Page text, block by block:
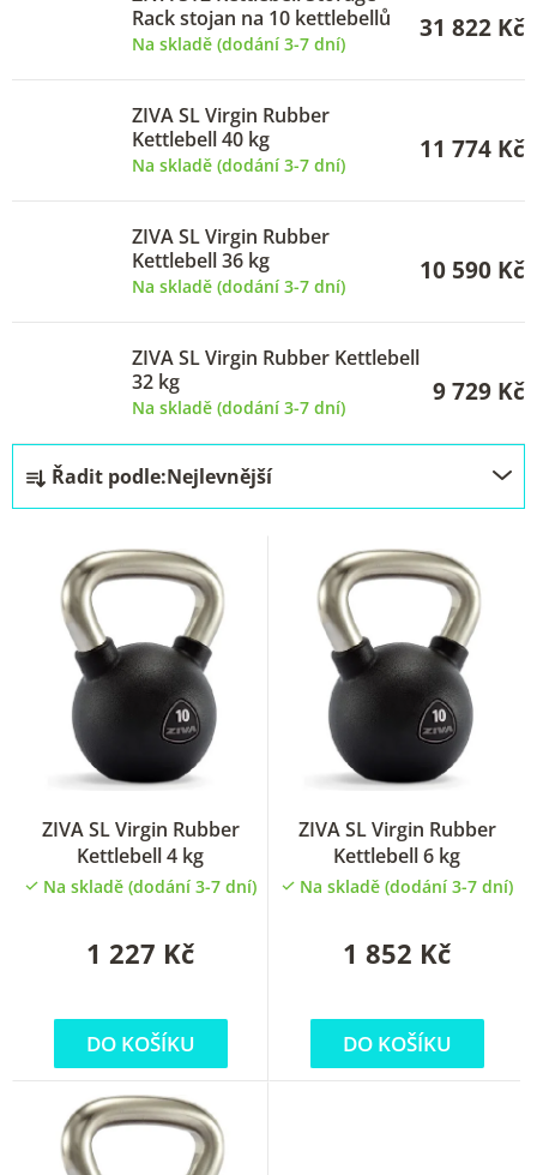
Rack stojan na 10 kettlebellů
Na skladě (dodání 3-7 dní)
31 822 Kč
ZIVA SL Virgin Rubber
Kettlebell 40 kg
Na skladě (dodání 3-7 dní)
11 774 Kč
ZIVA SL Virgin Rubber
Kettlebell 36 kg
Na skladě (dodání 3-7 dní)
10 590 Kč
ZIVA SL Virgin Rubber Kettlebell
32 kg
Na skladě (dodání 3-7 dní)
9 729 Kč
Ř
a
Řadit podle:Nejlevnější
ZIVA SL Virgin Rubber
Kettlebell 4 kg
Na skladě (dodání 3-7 dní)
1 227 Kč
DO KOŠÍKU
ZIVA SL Virgin Rubber
Kettlebell 6 kg
Na skladě (dodání 3-7 dní)
1 852 Kč
DO KOŠÍKU